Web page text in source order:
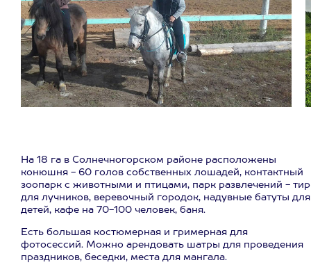
На 18 га в Солнечногорском районе расположены
конюшня - 60 голов собственных лошадей, контактный
зоопарк с животными и птицами, парк развлечений - тир
для лучников, веревочный городок, надувные батуты для
детей, кафе на 70-100 человек, баня.
Есть большая костюмерная и гримерная для
фотосессий. Можно арендовать шатры для проведения
праздников, беседки, места для мангала.